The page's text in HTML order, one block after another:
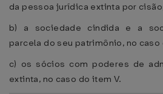
da pessoa jurídica extinta por
b) a sociedade cindida e a
parcela do seu patrimônio, no
c) os sócios com poderes de
extinta, no caso do item V.